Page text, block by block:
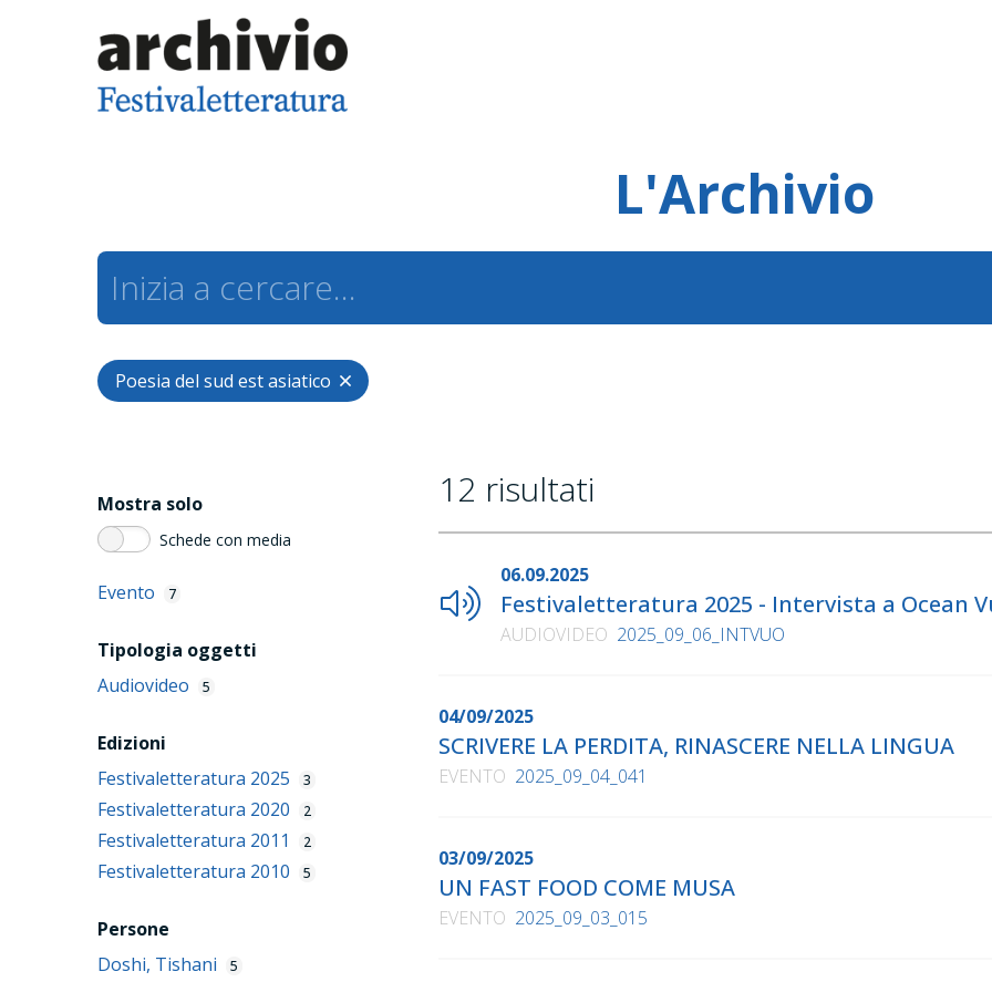
L'Archivio
Poesia del sud est asiatico
Mostra solo
Schede con media
Evento 7
Tipologia oggetti
Audiovideo
5
Edizioni
Festivaletteratura 2025
3
Festivaletteratura 2020 2
Festivaletteratura 2011 2
Festivaletteratura 2010 5
Persone
Doshi, Tishani
5
12 risultati
06.09.2025
Festivaletteratura 2025 - Intervista a Ocean
AUDIOVIDEO 2025_09_06_INTVUO
04/09/2025
SCRIVERE LA PERDITA, RINASCERE NELLA LINGUA
EVENTO 2025_09_04_041
03/09/2025
UN FAST FOOD COME MUSA
EVENTO 2025_09_03_015